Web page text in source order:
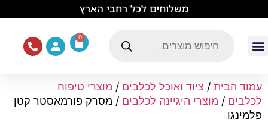
משלוחים לכל רחבי הארץ
0
עמוד הבית / ציוד ואוכל לכלבים / מוצרי טיפוח
לכלבים / מוצרי היגיינה לכלבים / מסרק פורמאסטר קטן
פלמינגו